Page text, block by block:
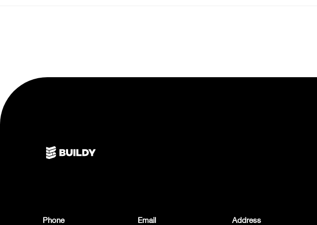
Phone Email Address